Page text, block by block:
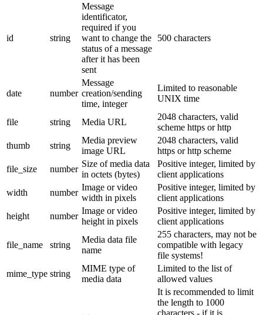
id string
Message
identificator,
required if you
want to change the
status of a message
after it has been
sent
500 characters
date number
Message
creation/sending
time, integer
Limited to reasonable
UNIX time
file string Media URL
2048 characters, valid
scheme https or http
thumb
string
Media preview
image URL
2048 characters, valid
https or http scheme
file_size
number
Size of media data
in octets (bytes)
Positive integer, limited by
client applications
width
number
Image or video
width in pixels
Positive integer, limited by
client applications
height
number
Image or video
height in pixels
Positive integer, limited by
client applications
file_name string
Media data file
name
255 characters, may not be
compatible with legacy
file systems!
mime_type string
MIME type of
media data
Limited to the list of
allowed values
It is recommended to limit
the length to 1000
characters - if it is